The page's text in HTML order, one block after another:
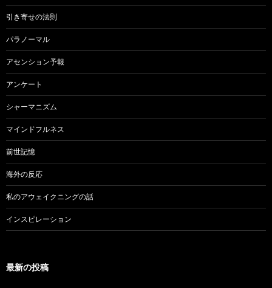
引き寄せの法則
パラノーマル
アセンション予報
アンケート
シャーマニズム
マインドフルネス
前世記憶
海外の反応
私のアウェイクニングの話
インスピレーション
最新の投稿